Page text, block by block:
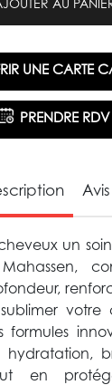
AJOUTER AU
UNE CARTE
PRENDRE RDV
Avis
un
votre
formules
hydratation,
en